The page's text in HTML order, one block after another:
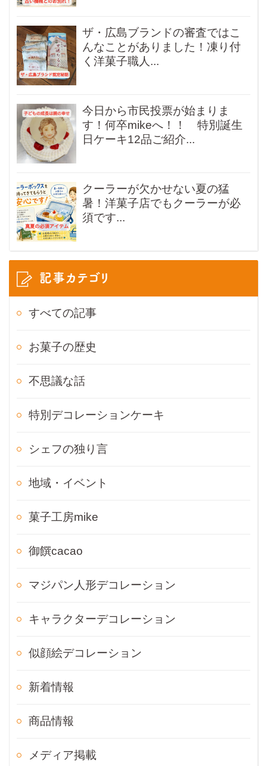
ザ・広島ブランドの審査ではこ
んなことがありました！凍り付
く洋菓子職人...
今日から市民投票が始まりま
す！何卒mikeへ！！ 特別誕生
日ケーキ12品ご紹介...
クーラーが欠かせない夏の猛
暑！洋菓子店でもクーラーが必
須です...
記事カテゴリ
すべての記事
お菓子の歴史
不思議な話
特別デコレーションケーキ
シェフの独り言
地域・イベント
菓子工房mike
御饌cacao
マジパン人形デコレーション
キャラクターデコレーション
似顔絵デコレーション
新着情報
商品情報
メディア掲載